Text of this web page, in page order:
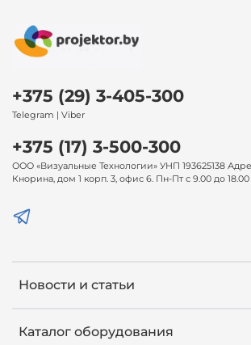
Новости и статьи
Каталог оборудования
+375 (29) 3-405-300
Telegram | Viber
+375 (17) 3-500-300
ООО «Визуальные Технологии» УНП 193625138
Кнорина, дом 1 корп. 3, офис 6. Пн-Пт с 9.00 до 18.00